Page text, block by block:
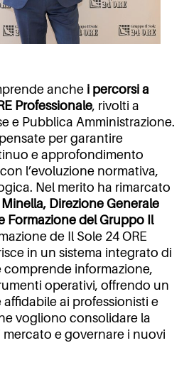
anche i percorsi a
Professionale, rivolti a
e Pubblica Amministrazione.
per garantire
e approfondimento
l’evoluzione normativa,
Nel merito ha rimarcato
Minella, Direzione Generale
Formazione del Gruppo Il
de Il Sole 24 ORE
in un sistema integrato di
comprende informazione,
operativi, offrendo un
ai professionisti e
vogliono consolidare la
e governare i nuovi